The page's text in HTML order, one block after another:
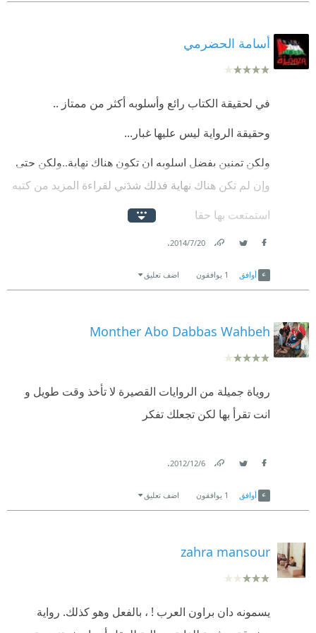
أسامة الحضرمي
في لحقيقة الكتاب رائع وأسلوبه أكثر من ممتاز ..
وحقيقة الرواية ليس عليها غبار...
ولكن تمنين بفضل اسلوبه ان تكون هناك نهاية..ولكن حتى
وإن لم تكن هناك نهاية فذلك شدَني لقراءة المزيد من كتبه
استمتعت بها حقا
20‏/7‏/2014
.
أوافق 1 يوافقون اضف تعليق
Monther Abo Dabbas Wahbeh
روياة جميلة من الروايات القصيرة لا تأخذ وقت طويل و
انت تقرأ بها لكن تجعلك تفكر
6‏/12‏/2012
.
أوافق 1 يوافقون اضف تعليق
zahra mansour
يسمونه دان براون العرب ! ، بالفعل وهو كذلك. رواية